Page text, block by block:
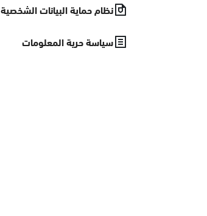
نظام حماية البيانات الشخصية
سياسة حرية المعلومات